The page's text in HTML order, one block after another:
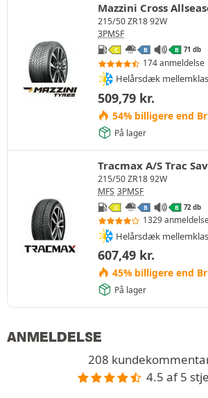
Mazzini Cross
215/50 ZR18 92W
3PMSF
C B B 71 db
174 anmeldelse
Helårsdæk
509,79 kr.
54% billigere end
På lager
Tracmax A/S Trac
215/50 ZR18 92W
MFS 3PMSF
C B B 72 db
1329
Helårsdæk
607,49 kr.
45% billigere end
På lager
ANMELDELSE
208
4.5 af 5